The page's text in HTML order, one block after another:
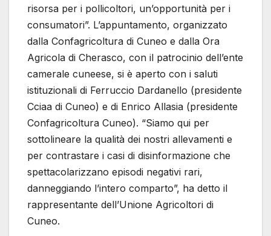
risorsa per i pollicoltori, un’opportunità per i
consumatori”. L’appuntamento, organizzato
dalla Confagricoltura di Cuneo e dalla Ora
Agricola di Cherasco, con il patrocinio dell’ente
camerale cuneese, si è aperto con i saluti
istituzionali di Ferruccio Dardanello (presidente
Cciaa di Cuneo) e di Enrico Allasia (presidente
Confagricoltura Cuneo). “Siamo qui per
sottolineare la qualità dei nostri allevamenti e
per contrastare i casi di disinformazione che
spettacolarizzano episodi negativi rari,
danneggiando l’intero comparto”, ha detto il
rappresentante dell’Unione Agricoltori di
Cuneo.